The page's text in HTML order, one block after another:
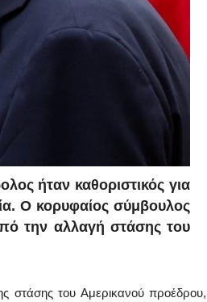
ήταν καθοριστικός για
Ο κορυφαίος σύμβουλος
την αλλαγή στάσης του
στάσης του Αμερικανού προέδρου,